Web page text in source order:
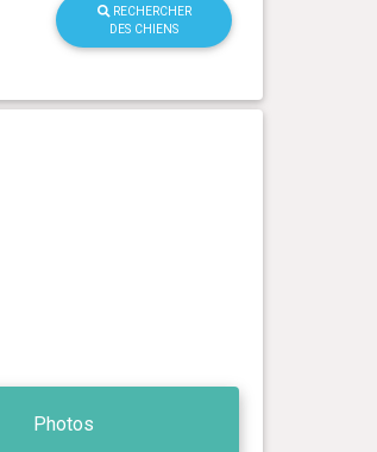
RECHERCHER
DES CHIENS
Photos